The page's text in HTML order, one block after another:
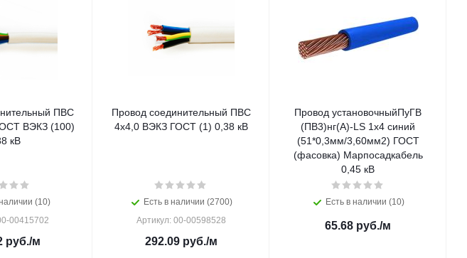
ПВС
ВЭКЗ (100)
кВ
(10)
00415702
руб./м
Провод соединительный ПВС
4х4,0 ВЭКЗ ГОСТ (1) 0,38 кВ
Есть в наличии (2700)
Артикул: 00-00598528
292.09руб./м
Провод установочныйПуГВ
(ПВ3)нг(А)-LS 1х4 синий
(51*0,3мм/3,60мм2) ГОСТ
(фасовка) Марпосадкабель
0,45 кВ
Есть в наличии (10)
65.68 руб./м